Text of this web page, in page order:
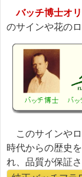
バッチ博士オ
のサインや花の
このサインやロ
時代からの歴史
れ、品質が保証